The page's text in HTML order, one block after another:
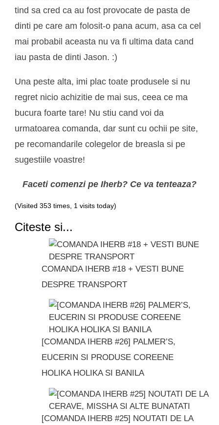
tind sa cred ca au fost provocate de pasta de
dinti pe care am folosit-o pana acum, asa ca cel
mai probabil aceasta nu va fi ultima data cand
iau pasta de dinti Jason. :)
Una peste alta, imi plac toate produsele si nu
regret nicio achizitie de mai sus, ceea ce ma
bucura foarte tare! Nu stiu cand voi da
urmatoarea comanda, dar sunt cu ochii pe site,
pe recomandarile colegelor de breasla si pe
sugestiile voastre!
Faceti comenzi pe Iherb? Ce va tenteaza?
(Visited 353 times, 1 visits today)
Citeste si...
COMANDA IHERB #18 + VESTI BUNE
DESPRE TRANSPORT
[COMANDA IHERB #26] PALMER’S,
EUCERIN SI PRODUSE COREENE
HOLIKA HOLIKA SI BANILA
[COMANDA IHERB #25] NOUTATI DE LA